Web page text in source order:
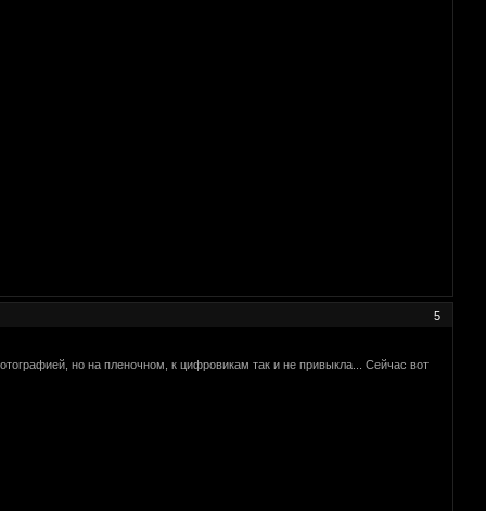
5
но на пленочном, к цифровикам так и не привыкла... Сейчас вот